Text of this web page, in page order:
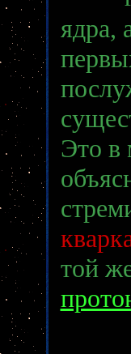
ядра,
Это в
той